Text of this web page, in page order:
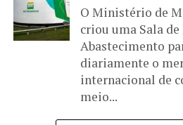
O Ministério de
criou uma Sala
Abastecimento
diariamente o
internacional de
meio...